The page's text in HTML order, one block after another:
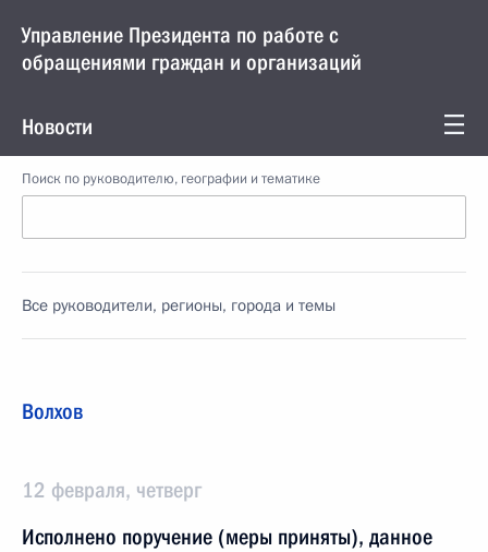
Управление Президента по работе с
обращениями граждан и организаций
Новости
Поиск по руководителю, географии и тематике
Все руководители, регионы, города и темы
Волхов
12 февраля, четверг
Исполнено поручение (меры приняты), данное